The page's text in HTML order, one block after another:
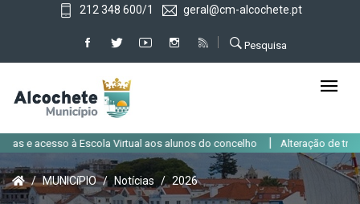
212 348 600/1 geral@cm-alcochete.pt
Pesquisa
acesso à Escola Virtual aos alunos do concelho | Alteração de
MUNICíPIO Notícias 2026